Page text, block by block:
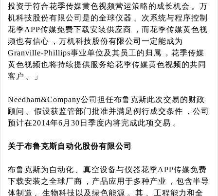
投资于符合花季传媒黄色视频营运策略的成长机会。万
机科技股份有限公司是的全球仪器、次系统与程序控制
花季APP传媒免费下载安装供应商，而花季传媒黄色视
频也有信心，万机科技股份有限公司一定能成为
Granville-Phillips事业单位及其员工的归属，花季传媒
黄色视频也将持续提供服务给花季传媒黄色视频的共同
客户。」
Needham&Company公司担任布鲁克斯此次交易的财政
顾问。假设获监管部门批准并满足例行成交条件，公司
预计在2014年6 月 30 日季度内将完成此项交易。
关于布鲁克斯自动化股份有限公司
布鲁克斯为自动化、真空设备与仪器花季APP传媒免费
下载安装之全球厂商，产品应用于多种产业，包含半导
体制造、生物科技以及绿色能源。其、工程能力和全